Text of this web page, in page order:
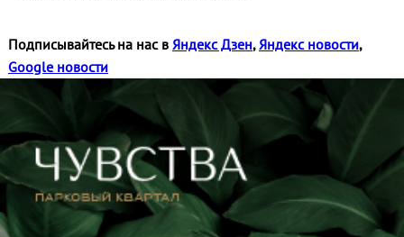
Подписывайтесь на нас в Яндекс Дзен, Яндекс новости,
Google новости